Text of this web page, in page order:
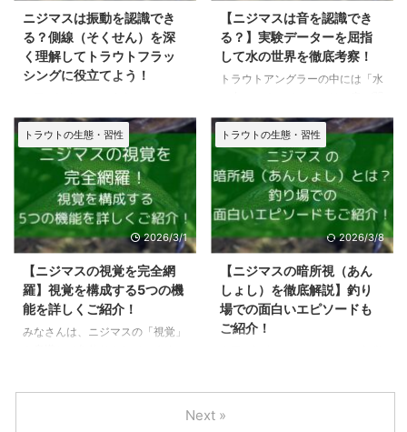
か？ 実はニジマスの活性って、
とっても気まぐれなんです。 で
も、ご安心ください！ 今回の記
事では、四季ごとの釣り場状況を
参考に、ニジマスが思わず口を使
いきます。 釣り初心者でも分か
りやすくまとめたので、最後まで
楽しんで「管釣り ...
で感じる「センサー（側線）」を
使い分け、日々生活しています！
今回の記事では、「ニジマスの
聴覚」の秘密について徹底解説で
す。 意外と知られていない、ニ
に迫りますよ〜！ 聴覚とは？ 聴
...
ニジマスは振動を認識でき
る？側線（そくせん）を深
く理解してトラウトフラッ
シングに役立てよう！
が「どのようにして振動を認識し
ているのか？」を徹底解説してい
きます！ 振動のメカニズムを紐
解くことで、間違いなくトラウト
フィッシングの奥深さに触れるこ
とが可能です。 以下の内容でお
届けしますので、お楽しみに！
水中ではさまざまな振動が起きて
いる。 ニジマスは振動を「側
線」認識している。 側線でどの
くらいの範囲の振動を感じ取れ
る？ ニジマスの側線はルアー
（擬似エサ）で刺激できる。 記
【ニジマスは音を認識でき
る？】実験データーを屈指
して水の世界を徹底考察！
トラウトアングラーの中には「水
こえているのかな？」という疑問
を抱く方も大勢いらっしゃいま
す。 結論から言うと、ニジマス
は「音」に対してめちゃめちゃ敏
感な生き物です！ ここで押さえ
ておきたい最も重要なポイントが
あります。 それは、ニジマスが
感じている「音」は、私たち人間
別物であるということです。 今
回の記事では、面白い実験データ
をもとに「ニジマスの音の認識」
について徹底考察していきます！
トラウトの生態・習性
2026/3/1
【ニジマスの視覚を完全網
羅】視覚を構成する5つの機
能を詳しくご紹介！
みなさんは、ニジマスの「視覚」
トラウトの生態・習性
2026/3/8
【ニジマスの暗所視（あん
しょし）を徹底解説】釣り
場での面白いエピソードも
ご紹介！
かりやすく噛み砕いてみました。
Next »